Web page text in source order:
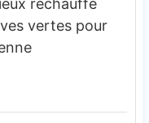
réchauffé
vertes pour